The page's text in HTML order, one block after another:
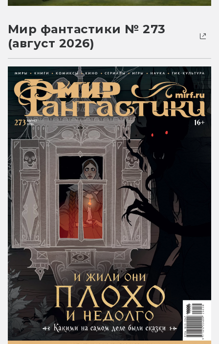
Мир фантастики № 273
(август 2026)